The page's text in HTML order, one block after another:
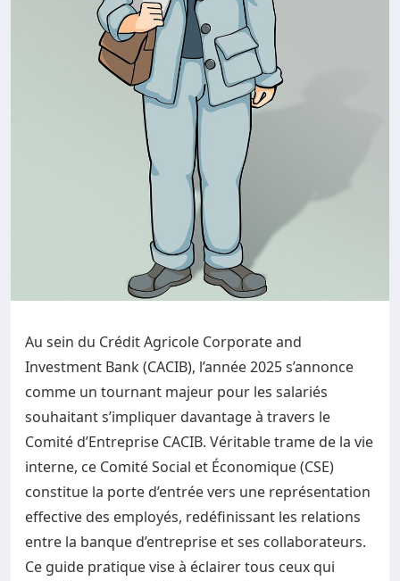
Au sein du Crédit Agricole Corporate and
Investment Bank (CACIB), l’année 2025 s’annonce
comme un tournant majeur pour les salariés
souhaitant s’impliquer davantage à travers le
Comité d’Entreprise CACIB. Véritable trame de la vie
interne, ce Comité Social et Économique (CSE)
constitue la porte d’entrée vers une représentation
effective des employés, redéfinissant les relations
entre la banque d’entreprise et ses collaborateurs.
Ce guide pratique vise à éclairer tous ceux qui